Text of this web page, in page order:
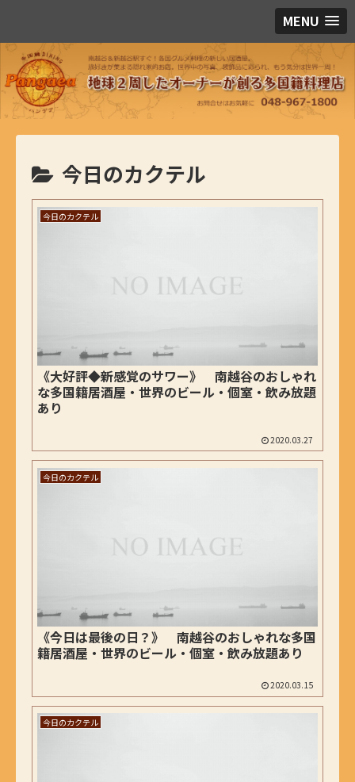
MENU
今日のカクテル
今日のカクテル
《大好評◆新感覚のサワー》 南越谷のおしゃれ
な多国籍居酒屋・世界のビール・個室・飲み放題
あり
2020.03.27
今日のカクテル
《今日は最後の日？》 南越谷のおしゃれな多国
籍居酒屋・世界のビール・個室・飲み放題あり
2020.03.15
今日のカクテル